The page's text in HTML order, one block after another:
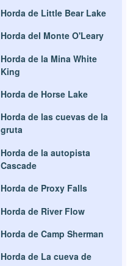
Horda de Little Bear Lake
Horda del Monte O'Leary
Horda de la Mina White
King
Horda de Horse Lake
Horda de las cuevas de la
gruta
Horda de la autopista
Cascade
Horda de Proxy Falls
Horda de River Flow
Horda de Camp Sherman
Horda de La cueva de